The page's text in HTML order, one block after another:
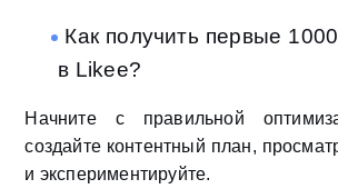
Как получить первые
в Likee?
Начните с правильной
создайте контентный план,
и экспериментируйте.